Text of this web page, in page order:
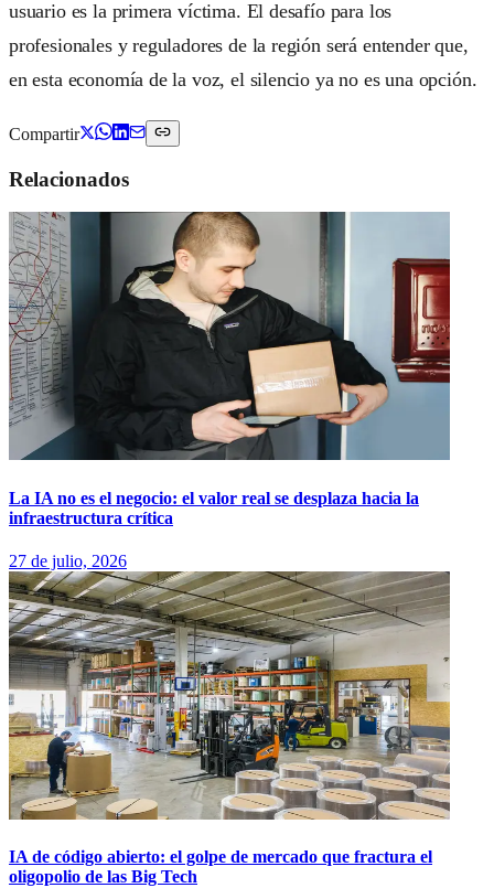
usuario es la primera víctima. El desafío para los
profesionales y reguladores de la región será entender que,
en esta economía de la voz, el silencio ya no es una opción.
Compartir
Relacionados
La IA no es el negocio: el valor real se desplaza hacia la
infraestructura crítica
27 de julio, 2026
IA de código abierto: el golpe de mercado que fractura el
oligopolio de las Big Tech